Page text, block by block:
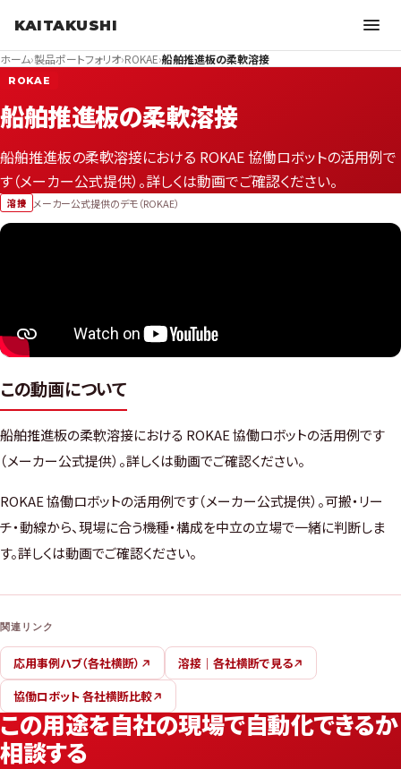
KAITAKUSHI
ホーム›製品ポートフォリオ›ROKAE›船舶推進板の柔軟溶接
ROKAE
船舶推進板の柔軟溶接
船舶推進板の柔軟溶接における ROKAE 協働ロボットの活用例で
す（メーカー公式提供）。詳しくは動画でご確認ください。
溶接 メーカー公式提供のデモ（ROKAE）
この動画について
船舶推進板の柔軟溶接における ROKAE 協働ロボットの活用例です
（メーカー公式提供）。詳しくは動画でご確認ください。
ROKAE 協働ロボットの活用例です（メーカー公式提供）。可搬・リー
チ・動線から、現場に合う機種・構成を中立の立場で一緒に判断しま
す。詳しくは動画でご確認ください。
関連リンク
応用事例ハブ（各社横断）
溶接｜各社横断で見る
協働ロボット 各社横断比較
この用途を自社の現場で自動化できるか
相談する